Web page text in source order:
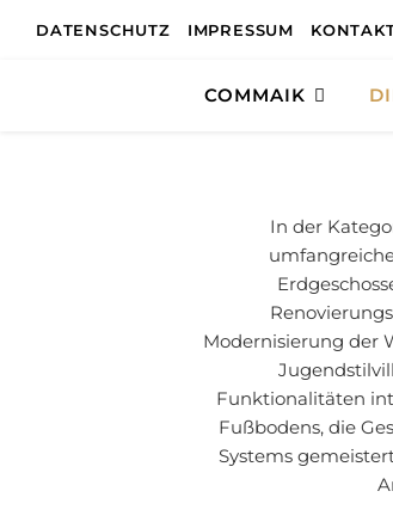
DATENSCHUTZ IMPRESSUM
COMMAIK
In der
Modernisierung der
Funktionalitäten
Fußbodens, die
Systems